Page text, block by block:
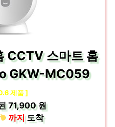
CCTV 스마트 홈
GKW-MC059
제품 ]
71,900 원
까지도착